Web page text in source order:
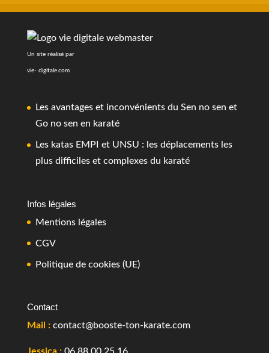
Un site réalisé par
vie- digitale.com
Les avantages et inconvénients du Sen no sen et
Go no sen en karaté
Les katas EMPI et UNSU : les déplacements les
plus difficiles et complexes du karaté
Infos légales
Mentions légales
CGV
Politique de cookies (UE)
Contact
Mail : contact@booste-ton-karate.com